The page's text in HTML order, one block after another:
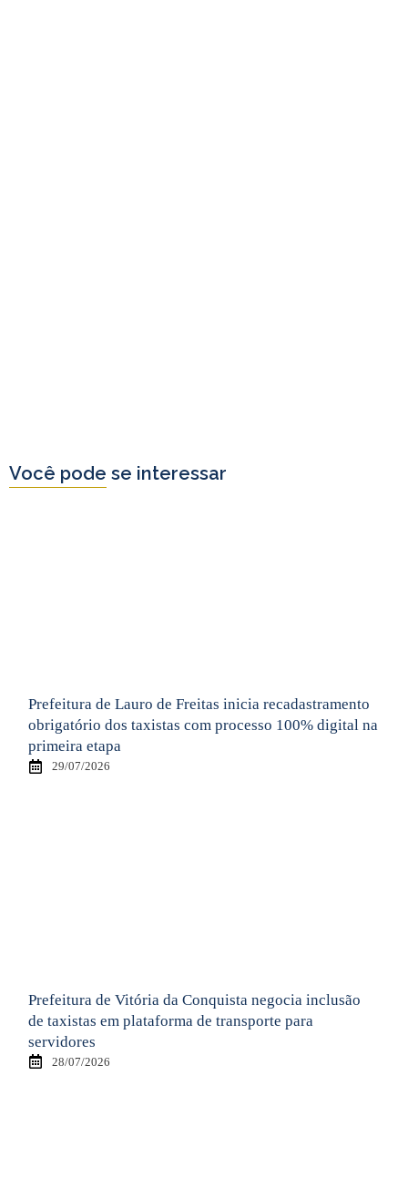
Você pode se interessar
Prefeitura de Lauro de Freitas inicia recadastramento
obrigatório dos taxistas com processo 100% digital na
primeira etapa
29/07/2026
Prefeitura de Vitória da Conquista negocia inclusão
de taxistas em plataforma de transporte para
servidores
28/07/2026